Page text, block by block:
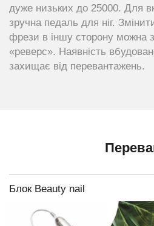
дуже низьких до 25000. Для
зручна педаль для ніг.
фрези в іншу сторону можна
«реверс». Наявність
захищає від перевантажень.
Блок Beauty nail